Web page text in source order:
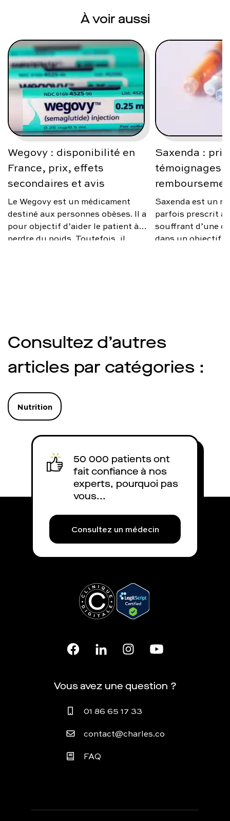
À voir aussi
Wegovy : disponibilité en
France, prix, effets
secondaires et avis
Le Wegovy est un médicament
destiné aux personnes obèses. Il a
pour objectif d’aider le patient à
perdre du poids. Toutefois, il
Saxenda :
témoignages,
Saxenda est un
parfois prescrit
souffrant d’une
dans un objectif
de Saxenda ?
médecins ? Quel
est-il remboursé
explique.
Consultez d’autres
articles par catégories :
Nutrition
50 000 patients ont
fait confiance à nos
experts, pourquoi pas
vous...
Consultez un médecin
Vous avez une question ?
01 86 65 17 33
contact@charles.co
FAQ